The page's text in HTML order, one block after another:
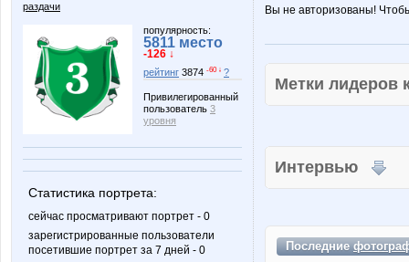
раздачи
популярность:
5811 место
-126 ↓
рейтинг 3874 -60 ↓ ?
Привилегированный
пользователь 3
уровня
Статистика портрета:
сейчас просматривают портрет - 0
зарегистрированные пользователи
посетившие портрет за 7 дней - 0
Вы не авторизованы!
Метки
Интервью
Последние